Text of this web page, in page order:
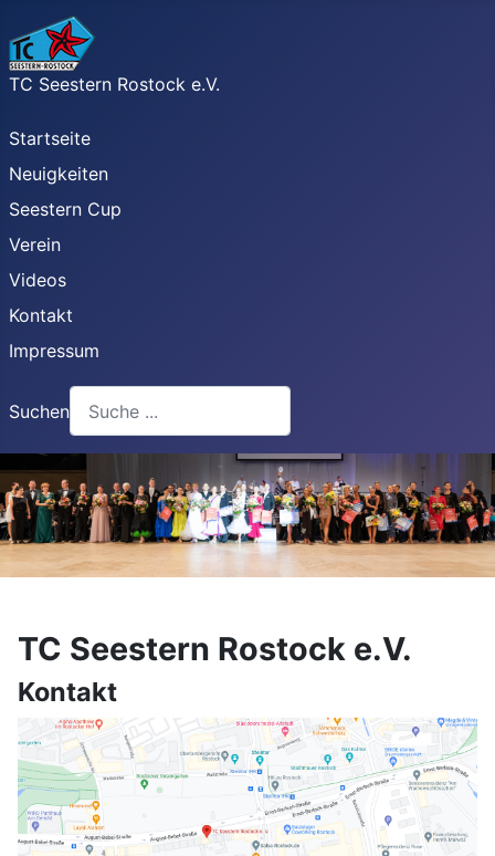
TC Seestern Rostock e.V.
Startseite
Neuigkeiten
Seestern Cup
Verein
Videos
Kontakt
Impressum
Suchen
Type 2 or more characters for results.
TC Seestern Rostock e.V.
Kontakt